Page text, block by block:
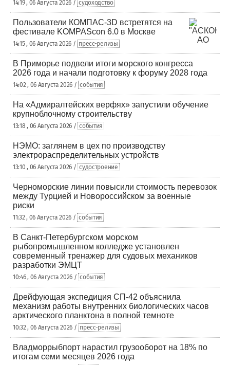
14:19 , 06 Августа 2026 / судоходство
Пользователи КОМПАС-3D встретятся на
фестивале KOMPAScon 6.0 в Москве
14:15 , 06 Августа 2026 / пресс-релизы
В Приморье подвели итоги морского конгресса
2026 года и начали подготовку к форуму 2028 года
14:02 , 06 Августа 2026 / события
На «Адмиралтейских верфях» запустили обучение
крупноблочному строительству
13:18 , 06 Августа 2026 / события
НЭМО: заглянем в цех по производству
электрораспределительных устройств
13:10 , 06 Августа 2026 / судостроение
Черноморские линии повысили стоимость перевозок
между Турцией и Новороссийском за военные
риски
11:32 , 06 Августа 2026 / события
В Санкт-Петербургском морском
рыбопромышленном колледже установлен
современный тренажер для судовых механиков
разработки ЭМЦТ
10:46 , 06 Августа 2026 / события
Дрейфующая экспедиция СП-42 объяснила
механизм работы внутренних биологических часов
арктического планктона в полной темноте
10:32 , 06 Августа 2026 / пресс-релизы
Владморрыбпорт нарастил грузооборот на 18% по
итогам семи месяцев 2026 года